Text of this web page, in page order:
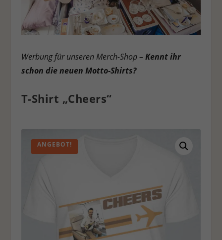
Werbung für unseren Merch-Shop – Kennt ihr
schon die neuen Motto-Shirts?
T-Shirt „Cheers“
ANGEBOT!